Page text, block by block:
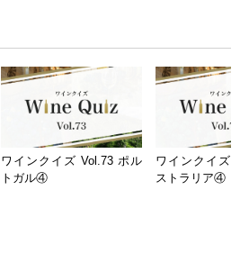
ワインクイズ Vol.73 ポル
トガル④
ワインクイズ
ストラリア④